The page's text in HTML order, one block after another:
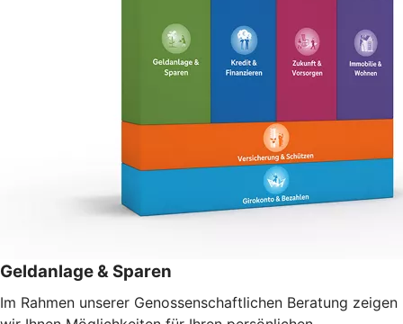
Geldanlage & Sparen
Im Rahmen unserer Genossenschaftlichen Beratung zeigen